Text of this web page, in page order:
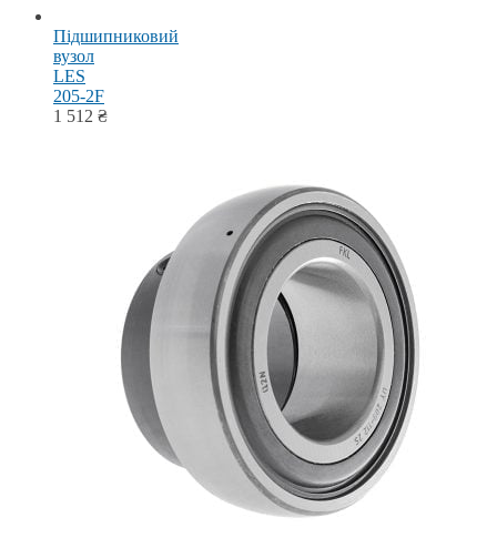
Підшипниковий
вузол
LES
205-2F
1 512 ₴